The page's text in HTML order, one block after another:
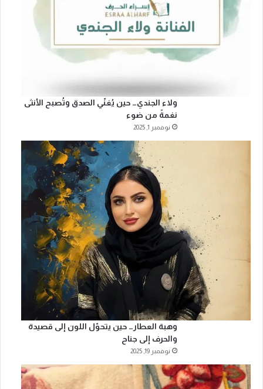
ولاء الجندي… حين يُغنّي الصدق وتُصبح الأنثى
نغمةً من ضوء
نوفمبر 1, 2025
وهبة العطار… حين يتحوّل اللون إلى قصيدة
والحرف إلى جناح
نوفمبر 19, 2025